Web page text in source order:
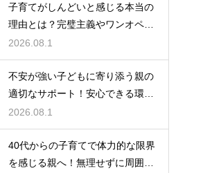
子育てがしんどいと感じる本当の
理由とは？完璧主義やワンオペの
負担を手放して自分らしく育児を
楽しむためのヒント
2026.08.1
不安が強い子どもに寄り添う親の
適切なサポート！安心できる環境
を作って自己肯定感を高め自立心
を育むための接し方
2026.08.1
40代からの子育てで体力的な限界
を感じる親へ！無理せずに周囲の